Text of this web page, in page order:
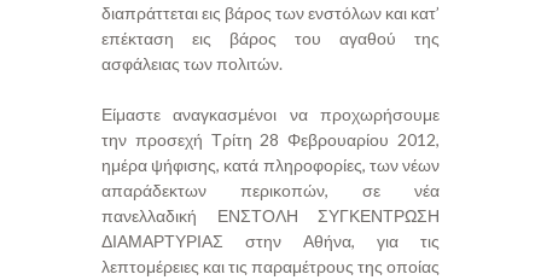
διαπράττεται εις βάρος των ενστόλων και κατ’
επέκταση εις βάρος του αγαθού της
ασφάλειας των πολιτών.
Είμαστε αναγκασμένοι να προχωρήσουμε
την προσεχή Τρίτη 28 Φεβρουαρίου 2012,
ημέρα ψήφισης, κατά πληροφορίες, των νέων
απαράδεκτων περικοπών, σε νέα
πανελλαδική ΕΝΣΤΟΛΗ ΣΥΓΚΕΝΤΡΩΣΗ
ΔΙΑΜΑΡΤΥΡΙΑΣ στην Αθήνα, για τις
λεπτομέρειες και τις παραμέτρους της οποίας